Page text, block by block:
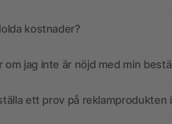
kostnader?
om jag inte är nöjd med min
ett prov på reklamprodukten